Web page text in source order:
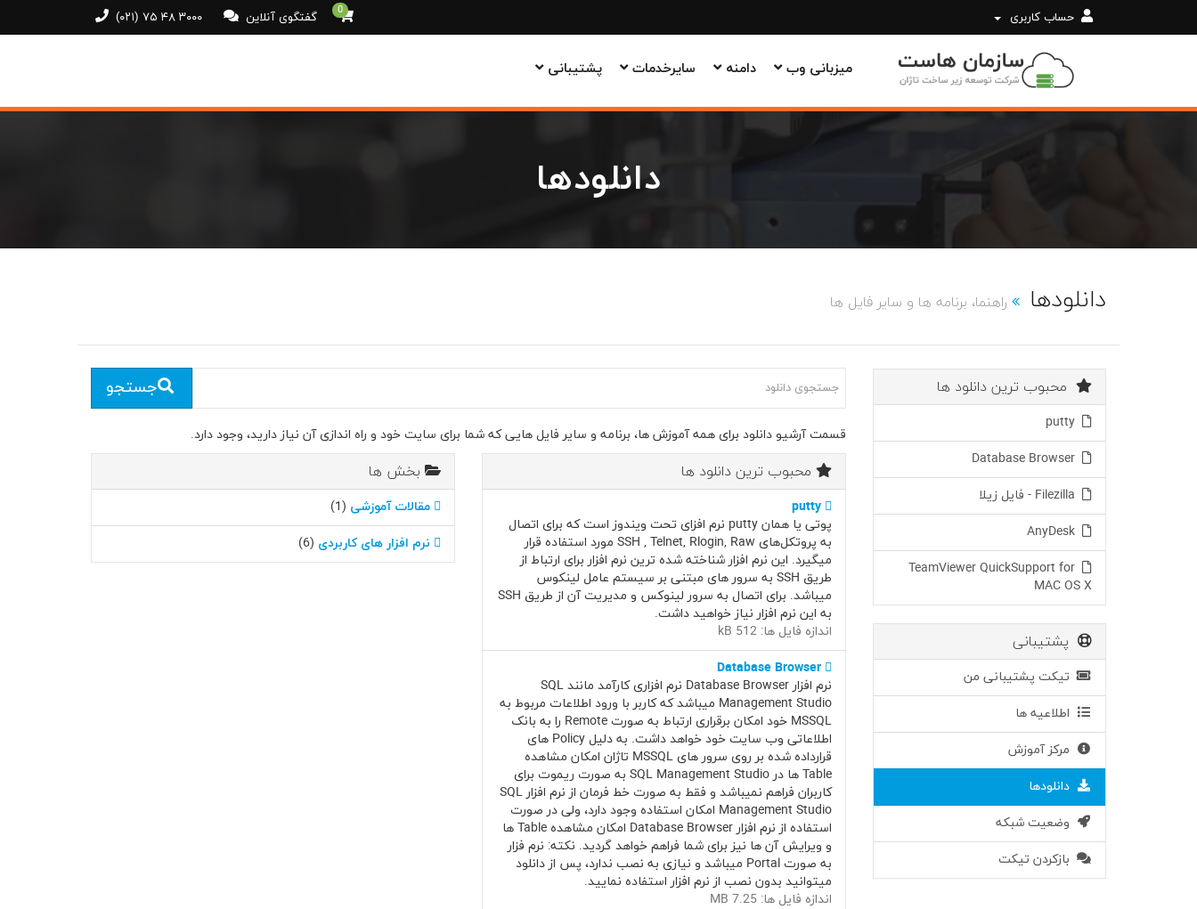
(۰۲۱) ۷۵ ۴۸ ۳۰۰۰ گفتگوی آنلاین 0 حساب کاربری
پشتیبانی سایرخدمات دامنه میزبانی وب
دانلودها
دانلودها راهنما، برنامه ها و سایر فایل ها
جستجو
قسمت آرشیو دانلود برای همه آموزش ها، برنامه و سایر فایل هایی که شما برای سایت خود و راه اندازی آن نیاز دارید، ‌وجود دارد.
بخش ها
مقالات آموزشی (1)
نرم افزار های کاربردی (6)
محبوب ترین دانلود ها
putty
پوتی یا همان putty نرم افزای تحت ویندوز است که برای اتصال
به پروتکل‌های SSH , Telnet, Rlogin, Raw مورد استفاده قرار
میگیرد. این نرم افزار شناخته شده ترین نرم افزار برای ارتباط از
طریق SSH به سرور های مبتنی بر سیستم عامل لینکوس
میباشد. برای اتصال به سرور لینوکس و مدیریت آن از طریق SSH
به این نرم افزار نیاز خواهید داشت.
اندازه فایل ها: 512 kB
Database Browser
نرم افزار Database Browser نرم افزاری کارآمد مانند SQL
Management Studio میباشد که کاربر با ورود اطلاعات مربوط به
MSSQL خود امکان برقراری ارتباط به صورت Remote را به بانک
اطلاعاتی وب سایت خود خواهد داشت. به دلیل Policy های
قرارداده شده بر روی سرور های MSSQL تاژان امکان مشاهده
Table ها در SQL Management Studio به صورت ریموت برای
کاربران فراهم نمیباشد و فقط به صورت خط فرمان از نرم افزار SQL
Management Studio امکان استفاده وجود دارد، ولی در صورت
استفاده از نرم افزار Database Browser امکان مشاهده Table ها
و ویرایش آن ها نیز برای شما فراهم خواهد گردید. نکته: نرم فزار
به صورت Portal میباشد و نیازی به نصب ندارد، پس از دانلود
میتوانید بدون نصب از نرم افزار استفاده نمایید.
اندازه فایل ها: 7.25 MB
محبوب ترین دانلود ها
TeamViewer QuickSupport for
MAC OS X
پشتیبانی
تیکت پشتیبانی من
اطلاعیه ها
مرکز آموزش
دانلودها
وضعیت شبکه
بازکردن تیکت